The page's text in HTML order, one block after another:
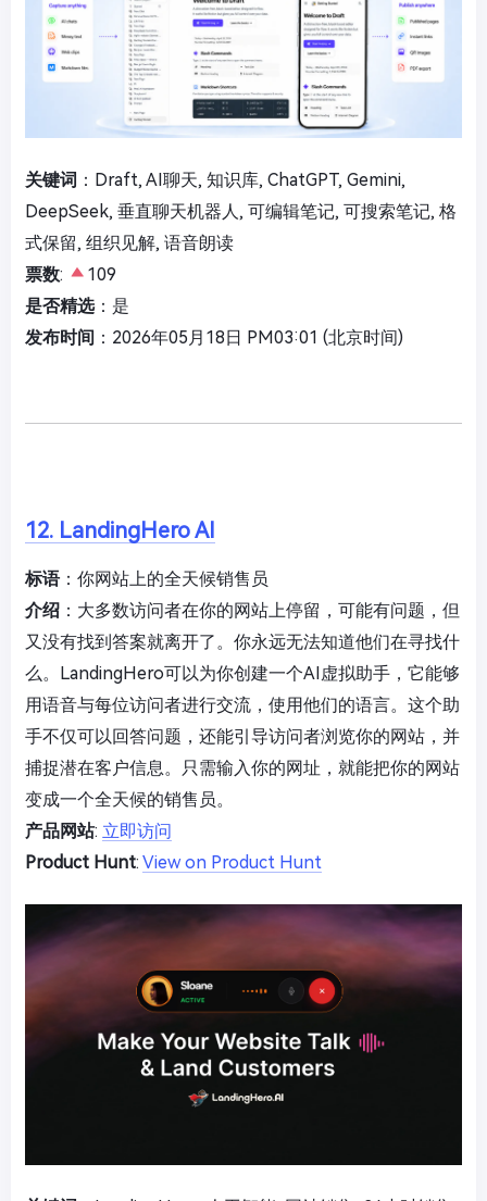
关键词 ：Draft, AI聊天, 知识库, ChatGPT, Gemini,
DeepSeek, 垂直聊天机器人, 可编辑笔记, 可搜索笔记, 格
式保留, 组织见解, 语音朗读
票数:
109
是否精选：是
发布时间 ：2026年05月18日 PM03:01 (北京时间)
12. LandingHero AI
标语：你网站上的全天候销售员
介绍 ：大多数访问者在你的网站上停留，可能有问题，但
又没有找到答案就离开了。你永远无法知道他们在寻找什
么。LandingHero可以为你创建一个AI虚拟助手，它能够
用语音与每位访问者进行交流，使用他们的语言。这个助
手不仅可以回答问题，还能引导访问者浏览你的网站，并
捕捉潜在客户信息。只需输入你的网址，就能把你的网站
变成一个全天候的销售员。
产品网站: 立即访问
Product Hunt: View on Product Hunt